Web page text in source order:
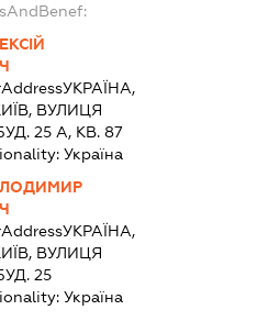
УКРАЇНА,
ВУЛИЦЯ
25 А, КВ. 87
Україна
УКРАЇНА,
ВУЛИЦЯ
25
Україна